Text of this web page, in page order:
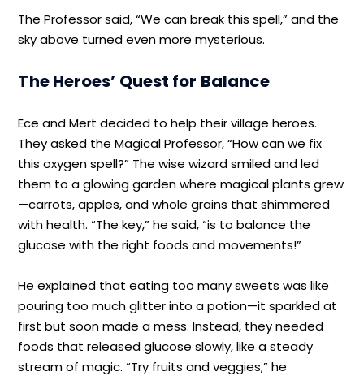
The Professor said, “We can break this spell,” and the
sky above turned even more mysterious.
The Heroes’ Quest for Balance
Ece and Mert decided to help their village heroes.
They asked the Magical Professor, “How can we fix
this oxygen spell?” The wise wizard smiled and led
them to a glowing garden where magical plants grew
—carrots, apples, and whole grains that shimmered
with health. “The key,” he said, “is to balance the
glucose with the right foods and movements!”
He explained that eating too many sweets was like
pouring too much glitter into a potion—it sparkled at
first but soon made a mess. Instead, they needed
foods that released glucose slowly, like a steady
stream of magic. “Try fruits and veggies,” he